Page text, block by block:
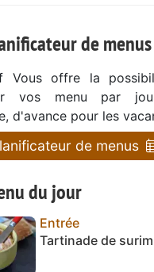
de menus
Vous offre la
vos menu par
d'avance pour les
de menus
du jour
Entrée
Tartinade de